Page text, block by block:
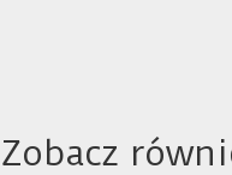
Zobacz